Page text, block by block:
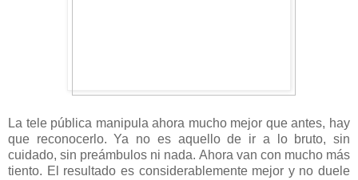
La tele pública manipula ahora mucho mejor que antes, hay
que reconocerlo. Ya no es aquello de ir a lo bruto, sin
cuidado, sin preámbulos ni nada. Ahora van con mucho más
tiento. El resultado es considerablemente mejor y no duele